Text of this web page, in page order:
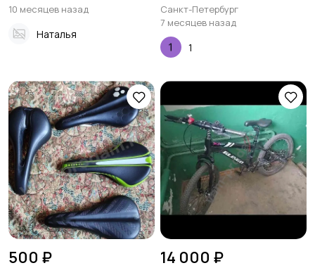
10 месяцев назад
Наталья
Санкт-Петербург
7 месяцев назад
1
500 ₽ 14 000 ₽